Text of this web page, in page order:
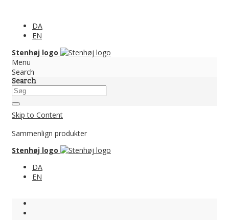
DA
EN
Stenhøj logo
Menu
Search
Search
Skip to Content
Sammenlign produkter
Stenhøj logo
DA
EN